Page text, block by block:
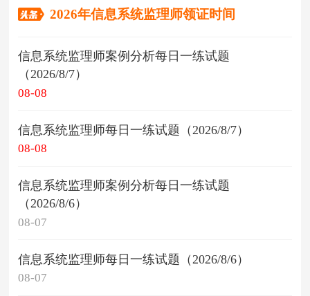
2026年信息系统监理师领证时间
信息系统监理师案例分析每日一练试题
（2026/8/7）
08-08
信息系统监理师每日一练试题（2026/8/7）
08-08
信息系统监理师案例分析每日一练试题
（2026/8/6）
08-07
信息系统监理师每日一练试题（2026/8/6）
08-07